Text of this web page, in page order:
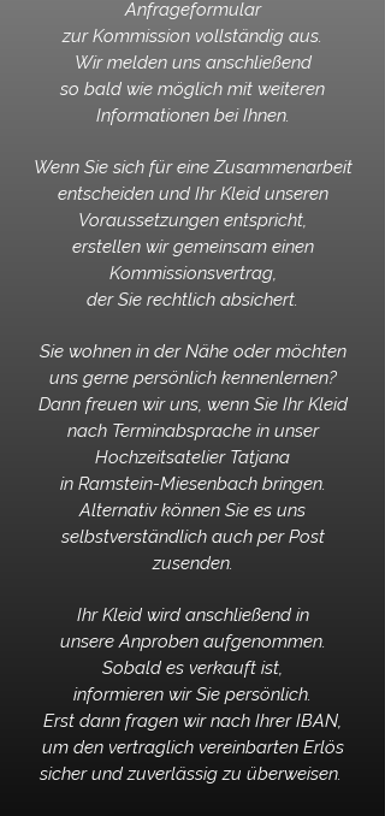
Anfrageformular
zur Kommission vollständig aus.
Wir melden uns anschließend
so bald wie möglich mit weiteren
Informationen bei Ihnen.
Wenn Sie sich für eine Zusammenarbeit
entscheiden und Ihr Kleid unseren
Voraussetzungen entspricht,
erstellen wir gemeinsam einen
Kommissionsvertrag,
der Sie rechtlich absichert.
Sie wohnen in der Nähe oder möchten
uns gerne persönlich kennenlernen?
Dann freuen wir uns, wenn Sie Ihr Kleid
nach Terminabsprache in unser
Hochzeitsatelier Tatjana
in Ramstein-Miesenbach bringen.
Alternativ können Sie es uns
selbstverständlich auch per Post
zusenden.
Ihr Kleid wird anschließend in
unsere Anproben aufgenommen.
Sobald es verkauft ist,
informieren wir Sie persönlich.
Erst dann fragen wir nach Ihrer IBAN,
um den vertraglich vereinbarten Erlös
sicher und zuverlässig zu überweisen.